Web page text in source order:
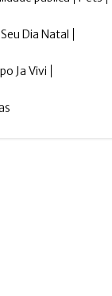
Dia Natal
Ja Vivi